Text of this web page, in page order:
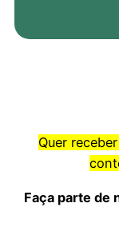
Quer
Faça parte de